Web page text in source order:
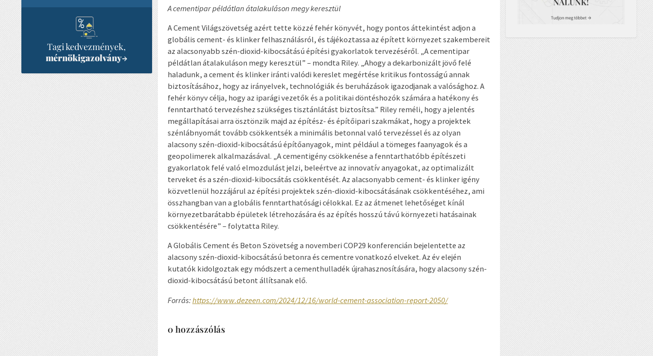
Tagi kedvezmények,
mérnökigazolvány→
A cementipar példátlan átalakuláson megy keresztül
A Cement Világszövetség azért tette közzé fehér könyvét, hogy pontos áttekintést adjon a
globális cement- és klinker felhasználásról, és tájékoztassa az épített környezet szakembereit
az alacsonyabb szén-dioxid-kibocsátású építési gyakorlatok tervezéséről. „A cementipar
példátlan átalakuláson megy keresztül” – mondta Riley. „Ahogy a dekarbonizált jövő felé
haladunk, a cement és klinker iránti valódi kereslet megértése kritikus fontosságú annak
biztosításához, hogy az irányelvek, technológiák és beruházások igazodjanak a valósághoz. A
fehér könyv célja, hogy az iparági vezetők és a politikai döntéshozók számára a hatékony és
fenntartható tervezéshez szükséges tisztánlátást biztosítsa.” Riley reméli, hogy a jelentés
megállapításai arra ösztönzik majd az építész- és építőipari szakmákat, hogy a projektek
szénlábnyomát tovább csökkentsék a minimális betonnal való tervezéssel és az olyan
alacsony szén-dioxid-kibocsátású építőanyagok, mint például a tömeges faanyagok és a
geopolimerek alkalmazásával. „A cementigény csökkenése a fenntarthatóbb építészeti
gyakorlatok felé való elmozdulást jelzi, beleértve az innovatív anyagokat, az optimalizált
terveket és a szén-dioxid-kibocsátás csökkentését. Az alacsonyabb cement- és klinker igény
közvetlenül hozzájárul az építési projektek szén-dioxid-kibocsátásának csökkentéséhez, ami
összhangban van a globális fenntarthatósági célokkal. Ez az átmenet lehetőséget kínál
környezetbarátabb épületek létrehozására és az építés hosszú távú környezeti hatásainak
csökkentésére” – folytatta Riley.
A Globális Cement és Beton Szövetség a novemberi COP29 konferencián bejelentette az
alacsony szén-dioxid-kibocsátású betonra és cementre vonatkozó elveket. Az év elején
kutatók kidolgoztak egy módszert a cementhulladék újrahasznosítására, hogy alacsony szén-
dioxid-kibocsátású betont állítsanak elő.
Forrás:https://www.dezeen.com/2024/12/16/world-cement-association-report-2050/
0 hozzászólás